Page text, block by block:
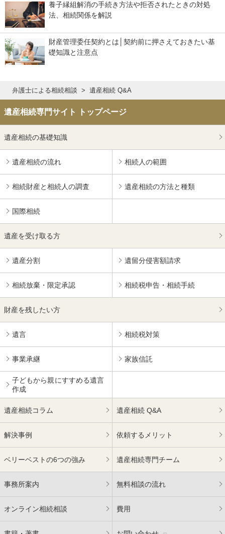
養子縁組解消の手続き方法や拒否されたときの対処
法、相続関係を解説
財産管理委任契約とは│契約前に押さえておきたい基
礎知識と注意点
弁護士による相続相談 遺産相続 Q&A
遺産相続専門サイト トップページ
遺産相続の基礎知識
遺産相続の流れ 相続人の範囲
相続財産と相続人の調査 遺産相続の方法と種類
国際相続
遺産を受け取る方
遺産分割 遺留分侵害額請求
相続放棄・限定承認 相続税申告・相続手続
財産を残したい方
遺言 相続税対策
事業承継 家族信託
子どもから親にすすめる遺言
作成
遺産相続コラム 遺産相続 Q&A
解決事例 依頼するメリット
ベリーベストの6つの強み 遺産相続専門チーム
事務所案内 無料相談の流れ
オンライン相続相談 費用